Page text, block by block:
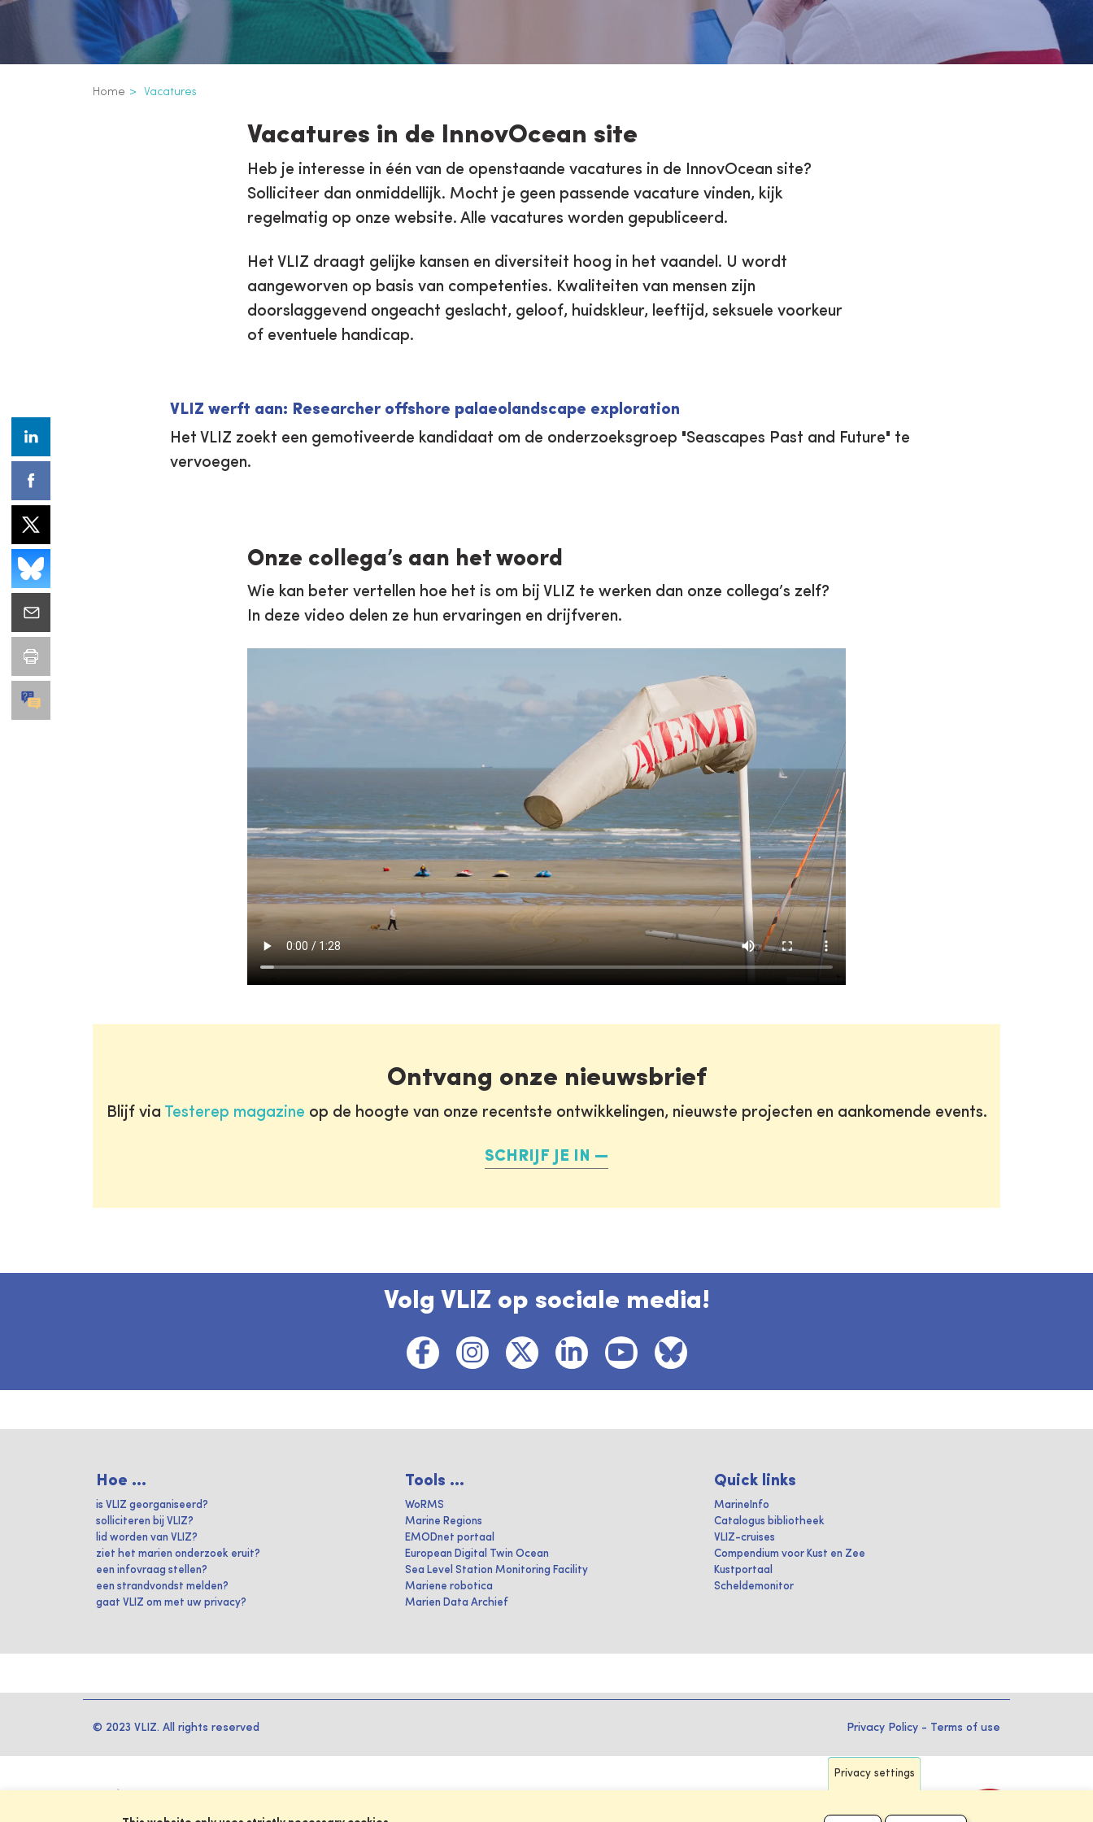
Kruimelpad
Home Vacatures
Vacatures in de InnovOcean site
Heb je interesse in één van de openstaande vacatures in de InnovOcean site?
Solliciteer dan onmiddellijk. Mocht je geen passende vacature vinden, kijk
regelmatig op onze website. Alle vacatures worden gepubliceerd.
Het VLIZ draagt gelijke kansen en diversiteit hoog in het vaandel. U wordt
aangeworven op basis van competenties. Kwaliteiten van mensen zijn
doorslaggevend ongeacht geslacht, geloof, huidskleur, leeftijd, seksuele voorkeur
of eventuele handicap.
VLIZ werft aan: Researcher offshore palaeolandscape exploration
Het VLIZ zoekt een gemotiveerde kandidaat om de onderzoeksgroep "Seascapes Past and Future" te
vervoegen.
Onze collega’s aan het woord
Wie kan beter vertellen hoe het is om bij VLIZ te werken dan onze collega’s zelf?
In deze video delen ze hun ervaringen en drijfveren.
Ontvang onze nieuwsbrief
Blijf via Testerep magazine op de hoogte van onze recentste ontwikkelingen, nieuwste projecten en aankomende events.
SCHRIJF JE IN
Volg VLIZ op sociale media!
Hoe ...
is VLIZ georganiseerd?
solliciteren bij VLIZ?
lid worden van VLIZ?
ziet het marien onderzoek eruit?
een infovraag stellen?
een strandvondst melden?
gaat VLIZ om met uw privacy?
Tools ...
WoRMS
Marine Regions
EMODnet portaal
European Digital Twin Ocean
Sea Level Station Monitoring Facility
Mariene robotica
Marien Data Archief
Quick links
MarineInfo
Catalogus bibliotheek
VLIZ-cruises
Compendium voor Kust en Zee
Kustportaal
Scheldemonitor
© 2023 VLIZ. All rights reserved Privacy Policy - Terms of use
Privacy settings